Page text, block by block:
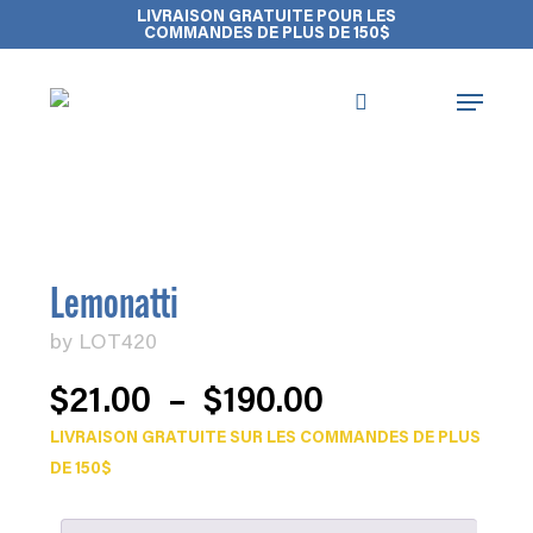
to
content
LIVRAISON GRATUITE POUR LES
COMMANDES DE PLUS DE 150$
Menu
Cart
Lemonatti
by LOT420
$21.00 – $190.00Plage
de
LIVRAISON GRATUITE SUR LES COMMANDES DE PLUS
DE 150$